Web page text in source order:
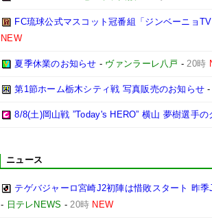
FC琉球公式マスコット冠番組「ジンベーニョ
NEW
夏季休業のお知らせ - ヴァンラーレ八戸 -20時
第1節ホーム栃木シティ戦 写真販売のお知らせ
8/8(土)岡山戦 ”Today's HERO” 横山 夢樹選手
ニュース
テゲバジャーロ宮崎J2初陣は惜敗スタート 昨
- 日テレNEWS -20時 NEW